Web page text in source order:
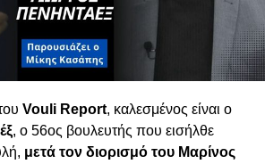
02 στις 6μμ
Vouli Report, καλεσμένος είναι ο
, ο 56ος βουλευτής που εισήλθε
μετά τον διορισμό του Μαρίνος